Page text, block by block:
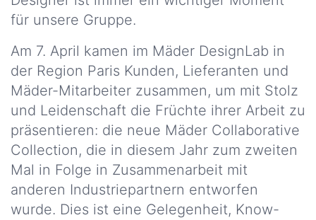
Unsere
Geschichte
Unsere
Strategie
Unsere
Zahlen
Unsere
HSE
Access
Neuigkeiten
Rechtliche
Hinweise
DSGVO
Erklärung
Kredit
für unsere Gruppe.
Am 7. April kamen im Mäder DesignLab in
der Region Paris Kunden, Lieferanten und
Mäder-Mitarbeiter zusammen, um mit Stolz
und Leidenschaft die Früchte ihrer Arbeit zu
präsentieren: die neue Mäder Collaborative
Collection, die in diesem Jahr zum zweiten
Mal in Folge in Zusammenarbeit mit
anderen Industriepartnern entworfen
wurde. Dies ist eine Gelegenheit, Know-